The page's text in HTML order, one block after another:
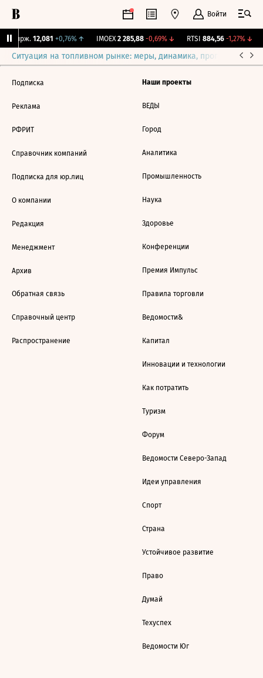
Войти
Бирж. 12,081 +0,76%↑ IMOEX 2 285,88 -0,69%↓ RTSI 884,56 -1,27%↓
Ситуация на топливном рынке: меры, динамика, прогнозы
Подписка
Реклама
РФРИТ
Справочник компаний
Подписка для юр.лиц
О компании
Редакция
Менеджмент
Архив
Обратная связь
Справочный центр
Распространение
Наши проекты
ВЕДЫ
Город
Аналитика
Промышленность
Наука
Здоровье
Конференции
Премия Импульс
Правила торговли
Ведомости&
Капитал
Инновации и технологии
Как потратить
Туризм
Форум
Ведомости Северо-Запад
Идеи управления
Спорт
Страна
Устойчивое развитие
Право
Думай
Техуспех
Ведомости Юг